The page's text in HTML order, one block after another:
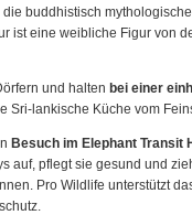
buddhistisch
ist eine weibliche Figur von
und halten bei einer
Sri-lankische Küche vom
Besuch im Elephant Transit
auf, pflegt sie gesund und
Pro Wildlife unterstützt